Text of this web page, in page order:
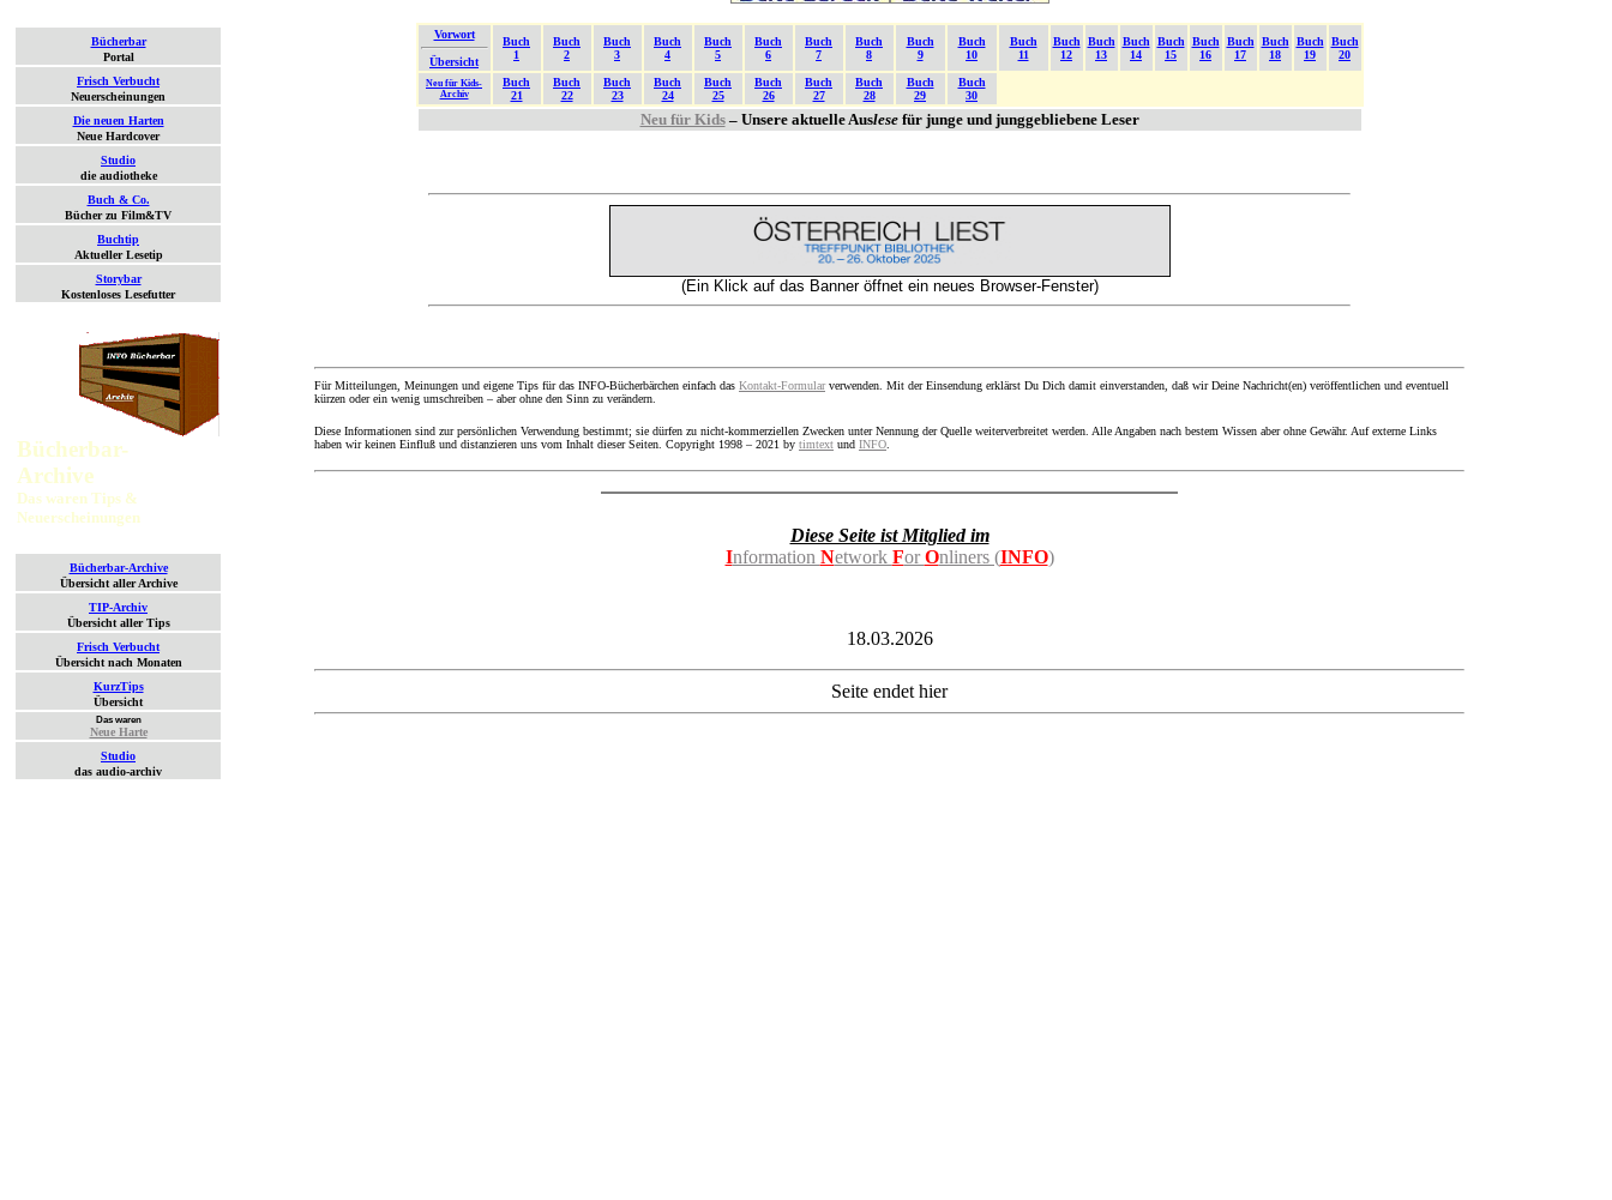
Bücherbar
Portal
Frisch Verbucht
Neuerscheinungen
Die neuen Harten
Neue Hardcover
Studio
die audiotheke
Buch & Co.
Bücher zu Film&TV
Buchtip
Aktueller Lesetip
Storybar
Kostenloses Lesefutter
Bücherbar-
Archive
Das waren Tips &
Neuerscheinungen
Bücherbar-Archive
Übersicht aller Archive
TIP-Archiv
Übersicht aller Tips
Frisch Verbucht
Übersicht nach Monaten
KurzTips
Übersicht
Das waren
Neue Harte
Studio
das audio-archiv
Vorwort
Übersicht
Buch
1
Buch
2
Buch
3
Buch
4
Buch
5
Buch
6
Buch
7
Buch
8
Buch
9
Buch
10
Buch
11
Buch
12
Buch
13
Buch
14
Buch
15
Buch
16
Buch
17
Buch
18
Buch
19
Buch
20
Neu für Kids-
Archiv
Buch
21
Buch
22
Buch
23
Buch
24
Buch
25
Buch
26
Buch
27
Buch
28
Buch
29
Buch
30
Neu für Kids– Unsere aktuelle Auslesefür junge und junggebliebene Leser
(Ein Klick auf das Banner öffnet ein neues Browser-Fenster)
Für Mitteilungen, Meinungen und eigene Tips für das INFO-Bücherbärchen einfach das Kontakt-Formularverwenden. Mit der Einsendung erklärst Du Dich damit einverstanden, daß wir Deine Nachricht(en) veröffentlichen und eventuell
kürzen oder ein wenig umschreiben – aber ohne den Sinn zu verändern.
Diese Informationen sind zur persönlichen Verwendung bestimmt; sie dürfen zu nicht-kommerziellen Zwecken unter Nennung der Quelle weiterverbreitet werden. Alle Angaben nach bestem Wissen aber ohne Gewähr. Auf externe Links
haben wir keinen Einfluß und distanzieren uns vom Inhalt dieser Seiten. Copyright 1998 – 2021 by timtext und INFO
Diese Seite ist Mitglied im
Information Network For Onliners (INFO)
18.03.2026
Seite endet hier